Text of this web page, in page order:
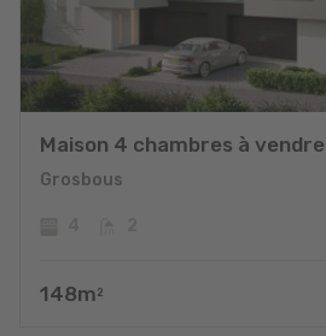
Maison 4 chambres à vendre
Grosbous
148m 2